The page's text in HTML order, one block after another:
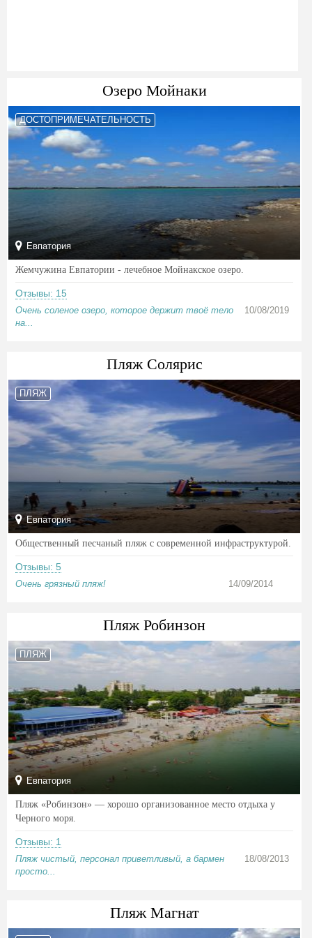
Озеро Мойнаки
ДОСТОПРИМЕЧАТЕЛЬНОСТЬ
Евпатория
Жемчужина Евпатории - лечебное Мойнакское озеро.
Отзывы: 15
Очень соленое озеро, которое держит твоё тело
на...
10/08/2019
Пляж Солярис
ПЛЯЖ
Евпатория
Общественный песчаный пляж с современной инфраструктурой.
Отзывы: 5
Очень грязный пляж! 14/09/2014
Пляж Робинзон
ПЛЯЖ
Евпатория
Пляж «Робинзон» — хорошо организованное место отдыха у
Черного моря.
Отзывы: 1
Пляж чистый, персонал приветливый, а бармен
просто...
18/08/2013
Пляж Магнат